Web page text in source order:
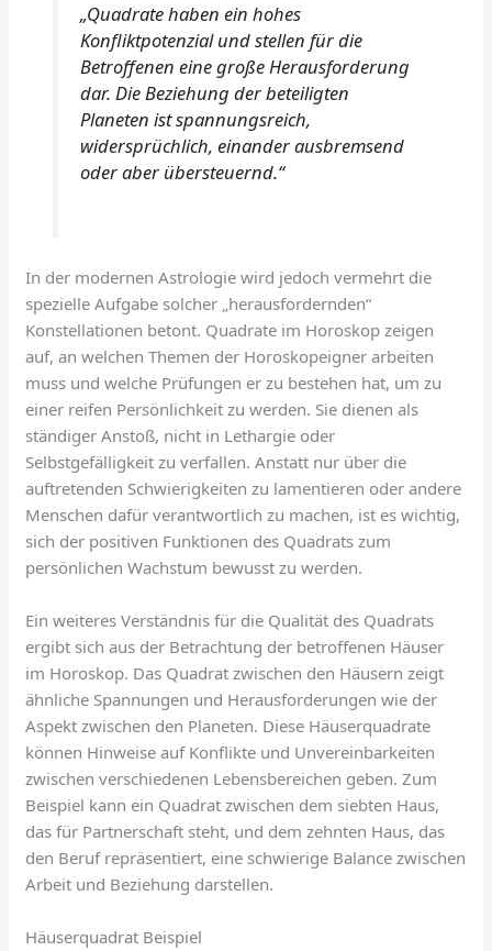
„Quadrate haben ein hohes
Konfliktpotenzial und stellen für die
Betroffenen eine große Herausforderung
dar. Die Beziehung der beteiligten
Planeten ist spannungsreich,
widersprüchlich, einander ausbremsend
oder aber übersteuernd.“
In der modernen Astrologie wird jedoch vermehrt die
spezielle Aufgabe solcher „herausfordernden“
Konstellationen betont. Quadrate im Horoskop zeigen
auf, an welchen Themen der Horoskopeigner arbeiten
muss und welche Prüfungen er zu bestehen hat, um zu
einer reifen Persönlichkeit zu werden. Sie dienen als
ständiger Anstoß, nicht in Lethargie oder
Selbstgefälligkeit zu verfallen. Anstatt nur über die
auftretenden Schwierigkeiten zu lamentieren oder andere
Menschen dafür verantwortlich zu machen, ist es wichtig,
sich der positiven Funktionen des Quadrats zum
persönlichen Wachstum bewusst zu werden.
Ein weiteres Verständnis für die Qualität des Quadrats
ergibt sich aus der Betrachtung der betroffenen Häuser
im Horoskop. Das Quadrat zwischen den Häusern zeigt
ähnliche Spannungen und Herausforderungen wie der
Aspekt zwischen den Planeten. Diese Häuserquadrate
können Hinweise auf Konflikte und Unvereinbarkeiten
zwischen verschiedenen Lebensbereichen geben. Zum
Beispiel kann ein Quadrat zwischen dem siebten Haus,
das für Partnerschaft steht, und dem zehnten Haus, das
den Beruf repräsentiert, eine schwierige Balance zwischen
Arbeit und Beziehung darstellen.
Häuserquadrat Beispiel